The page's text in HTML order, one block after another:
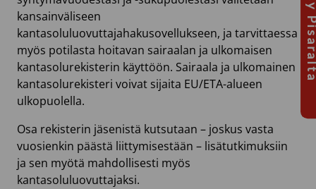
kansainväliseen
kantasoluluovuttajahakusovellukseen, ja tarvittaessa
myös potilasta hoitavan sairaalan ja ulkomaisen
kantasolurekisterin käyttöön. Sairaala ja ulkomainen
kantasolurekisteri voivat sijaita EU/ETA-alueen
ulkopuolella.
Osa rekisterin jäsenistä kutsutaan – joskus vasta
vuosienkin päästä liittymisestään – lisätutkimuksiin
ja sen myötä mahdollisesti myös
kantasoluluovuttajaksi.